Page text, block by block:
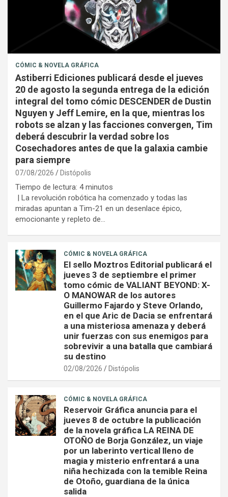
CÓMIC & NOVELA GRÁFICA
Astiberri Ediciones publicará desde el jueves
20 de agosto la segunda entrega de la edición
integral del tomo cómic DESCENDER de Dustin
Nguyen y Jeff Lemire, en la que, mientras los
robots se alzan y las facciones convergen, Tim
deberá descubrir la verdad sobre los
Cosechadores antes de que la galaxia cambie
para siempre
07/08/2026 Distópolis
Tiempo de lectura: 4 minutos
| La revolución robótica ha comenzado y todas las
miradas apuntan a Tim-21 en un desenlace épico,
emocionante y repleto de…
CÓMIC & NOVELA GRÁFICA
El sello Moztros Editorial publicará el
jueves 3 de septiembre el primer
tomo cómic de VALIANT BEYOND: X-
O MANOWAR de los autores
Guillermo Fajardo y Steve Orlando,
en el que Aric de Dacia se enfrentará
a una misteriosa amenaza y deberá
unir fuerzas con sus enemigos para
sobrevivir a una batalla que cambiará
su destino
02/08/2026 Distópolis
CÓMIC & NOVELA GRÁFICA
Reservoir Gráfica anuncia para el
jueves 8 de octubre la publicación
de la novela gráfica LA REINA DE
OTOÑO de Borja González, un viaje
por un laberinto vertical lleno de
magia y misterio enfrentará a una
niña hechizada con la temible Reina
de Otoño, guardiana de la única
salida